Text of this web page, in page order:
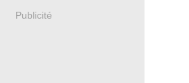
Publicité